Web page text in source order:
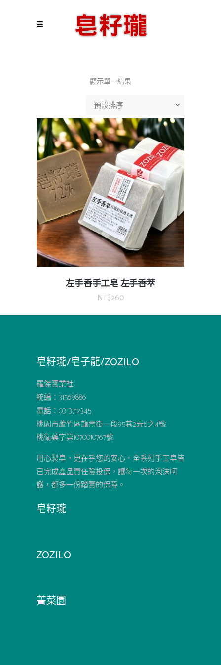
顯示單一結果
預設排序
左手香手工皂 左手香萃
NT$260
皂籽瓏/皂子龍/ZOZILO
羅傑實業社
統編：31569886
電話：03-3712345
桃園市蘆竹區龍壽街一段95巷2弄6之4號
桃衛藥字第1070010767號
用心製皂，更在乎您的安心。全系列手工皂皆
已完成產品責任險投保，讓每一次的泡沫呵
護，都多一份踏實的保障。
皂籽瓏
ZOZILO
菁菜園